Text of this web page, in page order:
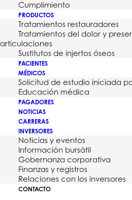
Cumplimiento
PRODUCTOS
Tratamientos restauradores
Tratamientos del dolor y
articulaciones
Sustitutos de injertos óseos
PACIENTES
MÉDICOS
Solicitud de estudio iniciada
Educación médica
PAGADORES
NOTICIAS
CARRERAS
INVERSORES
Noticias y eventos
Información bursátil
Gobernanza corporativa
Finanzas y registros
Relaciones con los inversores
CONTACTO
Miembros del